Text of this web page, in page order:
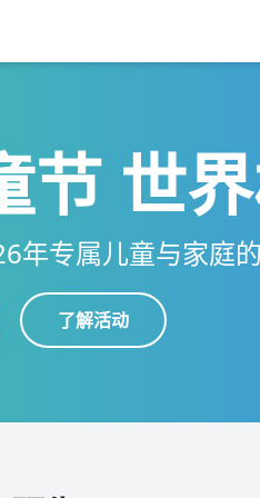
节 世
专属儿童与家庭
了解活动